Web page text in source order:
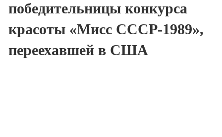
победительницы конкурса
красоты «Мисс СССР-1989»,
переехавшей в США